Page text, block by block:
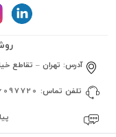
آدرس: تهران – تقاطع
تلفن تماس: